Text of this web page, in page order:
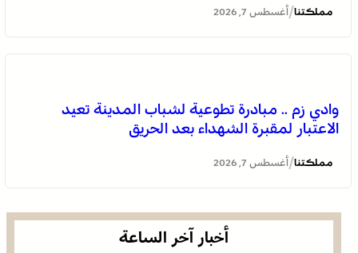
مملكتنا/أغسطس 7, 2026
وادي زم .. مبادرة تطوعية لشباب المدينة تعيد
الاعتبار لمقبرة الشهداء بعد الحريق
مملكتنا/أغسطس 7, 2026
أخبار آخر الساعة
الجديدة .. افتتاح فعاليات موسم مولاي عبد الله أمغار